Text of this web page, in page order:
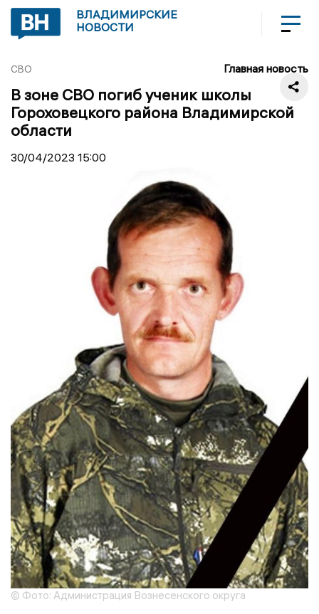
ВЛАДИМИРСКИЕ
НОВОСТИ
СВО Главная новость
В зоне СВО погиб ученик школы
Гороховецкого района Владимирской
области
30/04/2023 15:00
© Фото: Администрация Вознесенского округа